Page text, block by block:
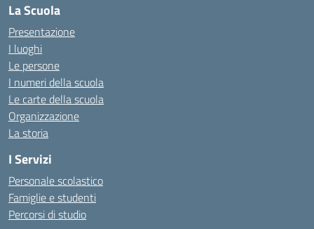
La Scuola
Presentazione
I luoghi
Le persone
I numeri della scuola
Le carte della scuola
Organizzazione
La storia
I Servizi
Personale scolastico
Famiglie e studenti
Percorsi di studio